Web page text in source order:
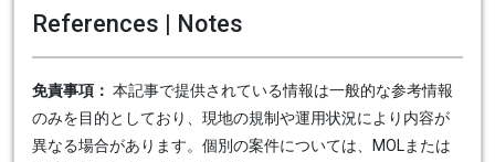
References | Notes
免責事項： 本記事で提供されている情報は一般的な参考情報
のみを目的としており、現地の規制や運用状況により内容が
異なる場合があります。個別の案件については、MOLまたは